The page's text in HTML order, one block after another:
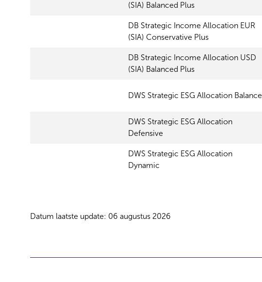
(SIA) Balanced Plus
DB Strategic Income Allocation EUR
(SIA) Conservative Plus
DB Strategic Income Allocation USD
(SIA) Balanced Plus
DWS Strategic ESG Allocation Balance
DWS Strategic ESG Allocation
Defensive
DWS Strategic ESG Allocation
Dynamic
Datum laatste update: 06 augustus 2026